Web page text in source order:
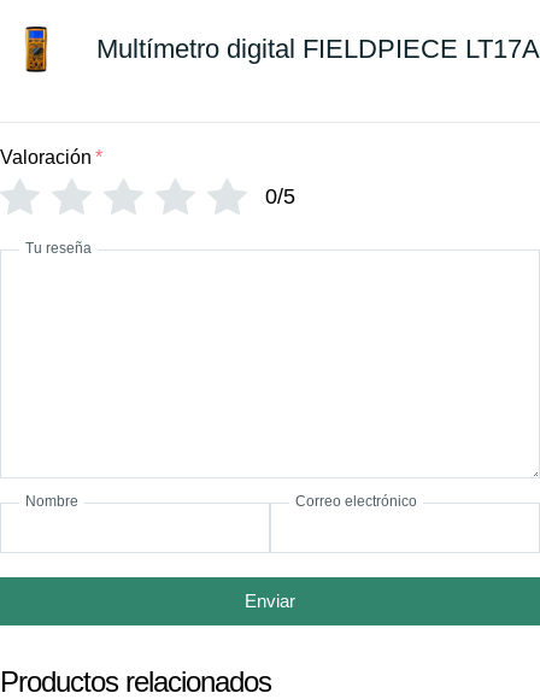
Multímetro digital FIELDPIECE LT17A
Valoración *
0/5
Tu reseña
Nombre Correo electrónico
Enviar
Productos relacionados